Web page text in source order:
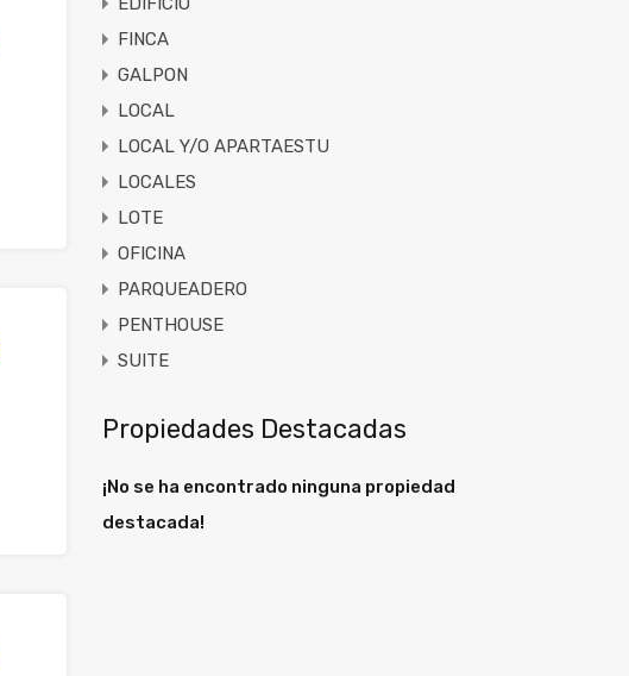
FINCA
GALPON
LOCAL
LOCAL Y/O APARTAESTU
LOCALES
LOTE
OFICINA
PARQUEADERO
PENTHOUSE
SUITE
Propiedades Destacadas
¡No se ha encontrado ninguna propiedad
destacada!